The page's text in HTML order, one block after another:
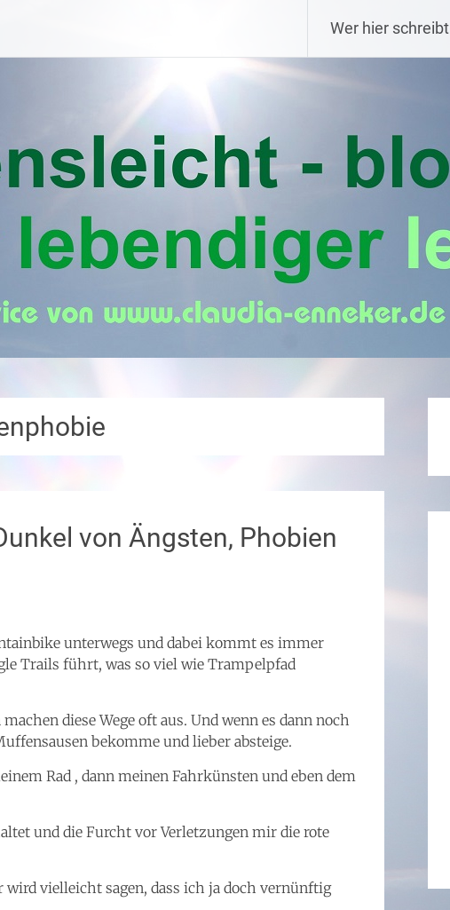
Wer hier schreibt
von Ängsten, Phobien
unterwegs und dabei kommt es immer
Trails führt, was so viel wie Trampelpfad
diese Wege oft aus. Und wenn es dann noch
bekomme und lieber absteige.
Rad , dann meinen Fahrkünsten und eben dem
und die Furcht vor Verletzungen mir die rote
vielleicht sagen, dass ich ja doch vernünftig